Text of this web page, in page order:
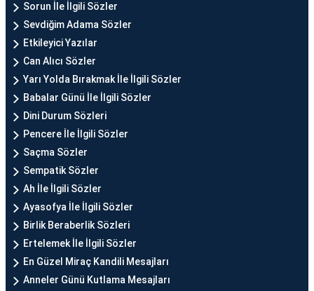
Sorun İle İlgili Sözler
Sevdiğim Adama Sözler
Etkileyici Yazılar
Can Alıcı Sözler
Yarı Yolda Bırakmak İle İlgili Sözler
Babalar Günü İle İlgili Sözler
Dini Durum Sözleri
Pencere İle İlgili Sözler
Saçma Sözler
Sempatik Sözler
Ah İle İlgili Sözler
Ayasofya İle İlgili Sözler
Birlik Beraberlik Sözleri
Ertelemek İle İlgili Sözler
En Güzel Miraç Kandili Mesajları
Anneler Günü Kutlama Mesajları